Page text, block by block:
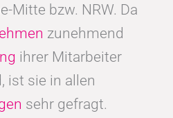
Mitte bzw. NRW. Da
zunehmend
ihrer Mitarbeiter
ist sie in allen
sehr gefragt.